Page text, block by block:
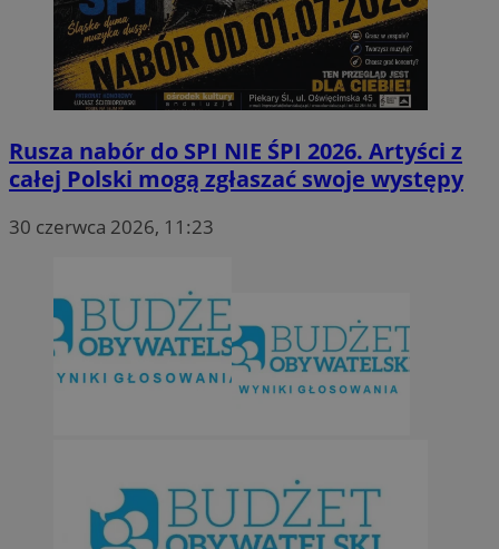
Rusza nabór do SPI NIE ŚPI 2026. Artyści z
całej Polski mogą zgłaszać swoje występy
30 czerwca 2026, 11:23